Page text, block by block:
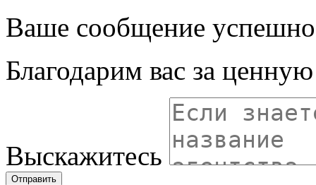
Ваше сообщение успешно
Благодарим вас за
Выскажитесь
Отправить